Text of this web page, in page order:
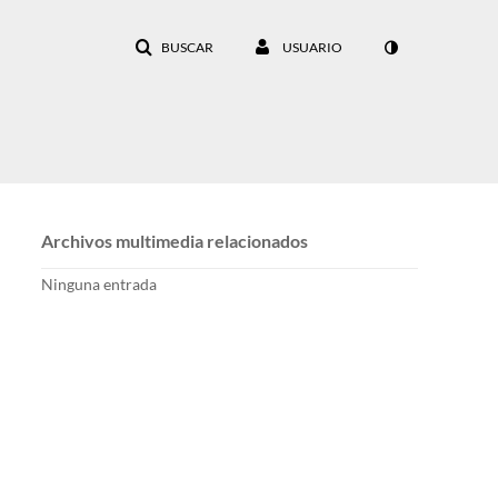
BUSCAR USUARIO
Archivos multimedia relacionados
Ninguna entrada